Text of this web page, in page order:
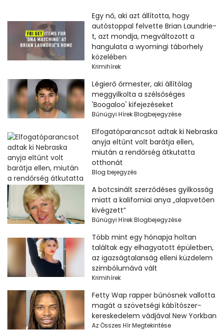
Egy nő, aki azt állította, hogy
autóstoppal felvette Brian Laundrie-
t, azt mondja, megváltozott a
hangulata a wyomingi táborhely
közelében
Krimihírek
Légierő őrmester, aki állítólag
meggyilkolta a szélsőséges
'Boogaloo' kifejezéseket
Bűnügyi Hírek Blogbejegyzése
Elfogatóparancsot adtak ki Nebraska
anyja eltűnt volt barátja ellen,
miután a rendőrség átkutatta
otthonát
Blog bejegyzés
A botcsinált szerződéses gyilkosság
miatt a kaliforniai anya „alapvetően
kivégzett”
Bűnügyi Hírek Blogbejegyzése
Több mint egy hónapja holtan
találtak egy elhagyatott épületben,
az igazságtalanság elleni küzdelem
szimbólumává vált
Krimihírek
Fetty Wap rapper bűnösnek vallotta
magát a szövetségi kábítószer-
kereskedelem vádjával New Yorkban
Az Összes Hír Megtekintése